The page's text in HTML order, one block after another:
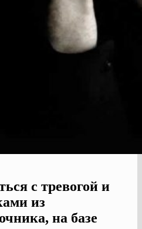
с тревогой и
из
на базе